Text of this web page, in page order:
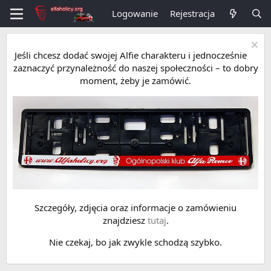
Logowanie Rejestracja
Jeśli chcesz dodać swojej Alfie charakteru i jednocześnie
zaznaczyć przynależność do naszej społeczności – to dobry
moment, żeby je zamówić.
Szczegóły, zdjęcia oraz informacje o zamówieniu
znajdziesz tutaj.
Nie czekaj, bo jak zwykle schodzą szybko.